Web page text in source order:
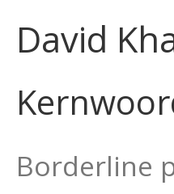
David
Borderline